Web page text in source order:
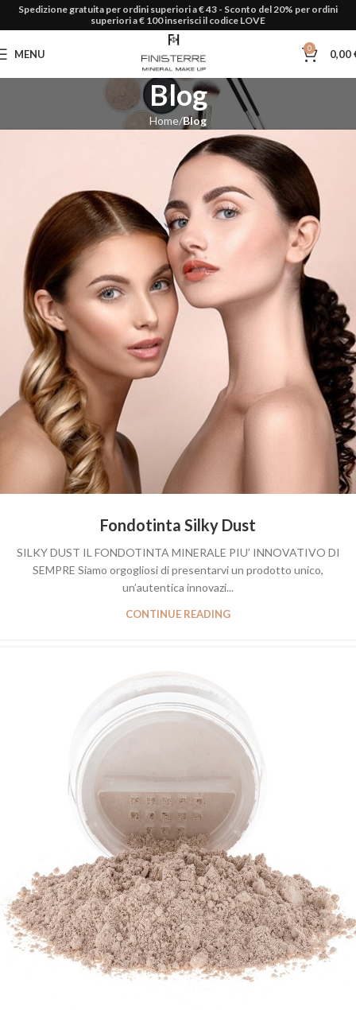
Spedizione gratuita per ordini superiori a € 43 - Sconto del 20% per ordini
superiori a € 100 inserisci il codice LOVE
MENU 0 0,00
Blog
Home Blog
Fondotinta Silky Dust
SILKY DUST IL FONDOTINTA MINERALE PIU’ INNOVATIVO DI
SEMPRE Siamo orgogliosi di presentarvi un prodotto unico,
un’autentica innovazi...
CONTINUE READING